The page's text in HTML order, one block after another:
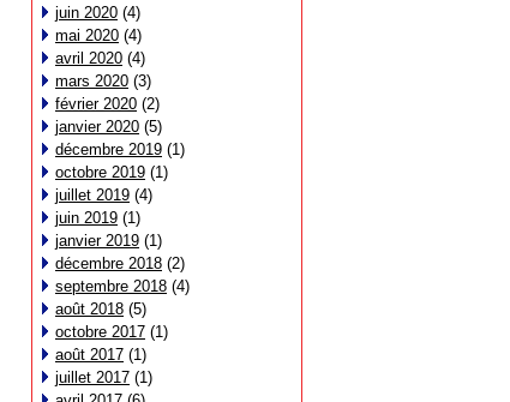
juin 2020 (4)
mai 2020 (4)
avril 2020 (4)
mars 2020 (3)
février 2020 (2)
janvier 2020 (5)
décembre 2019 (1)
octobre 2019 (1)
juillet 2019 (4)
juin 2019 (1)
janvier 2019 (1)
décembre 2018 (2)
septembre 2018 (4)
août 2018 (5)
octobre 2017 (1)
août 2017 (1)
juillet 2017 (1)